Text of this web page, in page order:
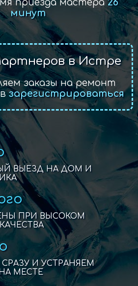
приезда мастера26
минут
в Истре
заказы на ремонт
зарегистрироваться
ВЫЕЗД НА ДОМ И
ПРИ ВЫСОКОМ
И УСТРАНЯЕМ
МЕСТЕ